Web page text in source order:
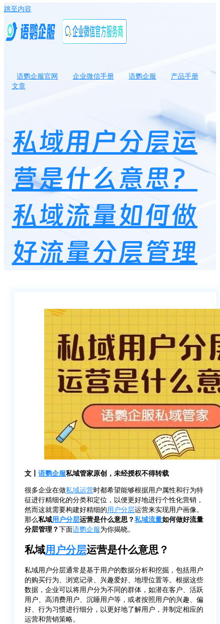
跳至内容
语鹦企服官网 企业微信手册 语鹦企服
产品手册
文章
私域用户分层运
营是什么意思？
私域流量如何做
好流量分层管理
文丨 语鹦企服私域管家原创，未经授权不得转载
很多企业在做私域运营时都希望能够根据用户属性和行为特
征进行精细化的分类和定位，以便更好地进行个性化营销，
然而这就需要构建好精细的用户分层运营来实现用户画像。
那么私域用户分层运营是什么意思？私域流量如何做好流量
分层管理？下面语鹦企服为你揭晓。
私域用户分层运营是什么意思？
私域用户分层通常是基于用户的数据分析和挖掘，包括用户
的购买行为、浏览记录、兴趣爱好、地理位置等。根据这些
数据，企业可以将用户分为不同的群体，如潜在客户、活跃
用户、高消费用户、沉睡用户等，或者按照用户的兴趣、偏
好、行为习惯进行细分，以更好地了解用户，并制定相应的
运营和营销策略。